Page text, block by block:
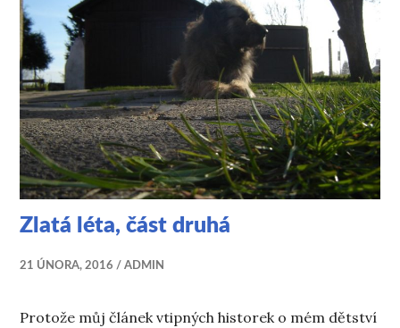
Zlatá léta, část druhá
21 ÚNORA, 2016 ADMIN
Protože můj článek vtipných historek o mém dětství